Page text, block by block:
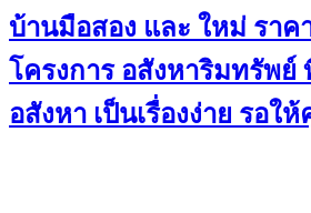
บ้านมือสอง และ ใหม่ ราค
โครงการ อสังหาริมทรัพย์
อสังหา เป็นเรื่องง่าย รอใ